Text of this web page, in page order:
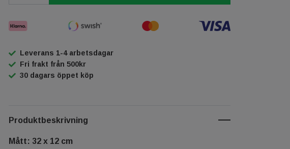
Leverans 1-4 arbetsdagar
Fri frakt från 500kr
30 dagars öppet köp
Produktbeskrivning
Mått: 32 x 12 cm